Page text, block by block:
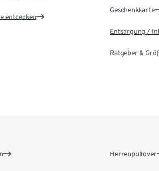
entdecken
Geschenkkarte
Entsorgung /
Ratgeber &
Herrenpullover